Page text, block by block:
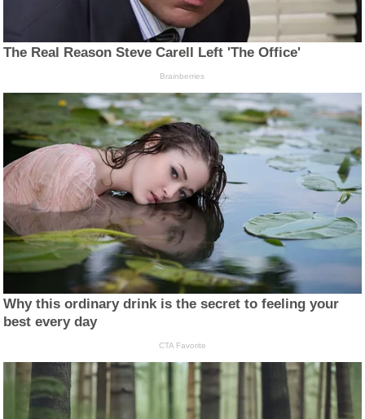
The Real Reason Steve Carell Left 'The Office'
Brainberries
Why this ordinary drink is the secret to feeling your
best every day
CTA Favorite